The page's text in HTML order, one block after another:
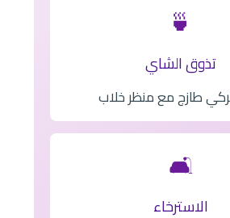
🍵
تذوق الشاي
طازج مع منظر خلاب
🛋️
الاسترخاء